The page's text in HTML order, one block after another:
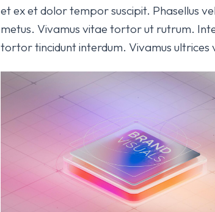
et ex et dolor tempor suscipit. Phasellus
metus. Vivamus vitae tortor ut rutrum.
tortor tincidunt interdum. Vivamus